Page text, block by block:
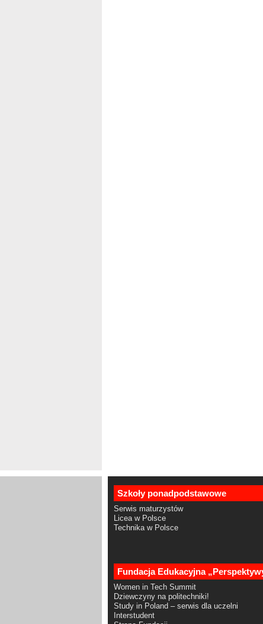
Szkoły ponadpodstawowe
Serwis maturzystów
Licea w Polsce
Technika w Polsce
Fundacja Edukacyjna
Women in Tech Summit
Dziewczyny na politechniki!
Study in Poland – serwis dla uczelni
Interstudent